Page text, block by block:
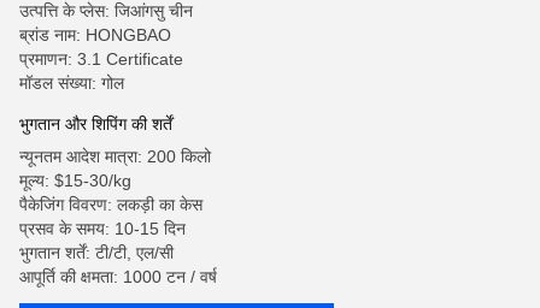
उत्पत्ति के प्लेस: जिआंगसु चीन
ब्रांड नाम: HONGBAO
प्रमाणन: 3.1 Certificate
मॉडल संख्या: गोल
भुगतान और शिपिंग की शर्तें
न्यूनतम आदेश मात्रा: 200 किलो
मूल्य: $15-30/kg
पैकेजिंग विवरण: लकड़ी का केस
प्रसव के समय: 10-15 दिन
भुगतान शर्तें: टी/टी, एल/सी
आपूर्ति की क्षमता: 1000 टन / वर्ष